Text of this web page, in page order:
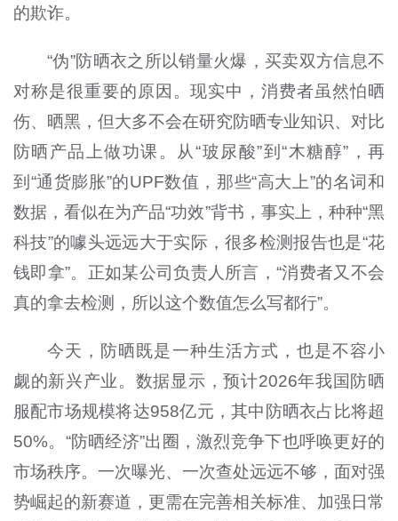
的欺诈。
“伪”防晒衣之所以销量火爆，买卖双方信息不
对称是很重要的原因。现实中，消费者虽然怕晒
伤、晒黑，但大多不会在研究防晒专业知识、对比
防晒产品上做功课。从“玻尿酸”到“木糖醇”，再
到“通货膨胀”的UPF数值，那些“高大上”的名词和
数据，看似在为产品“功效”背书，事实上，种种“黑
科技”的噱头远远大于实际，很多检测报告也是“花
钱即拿”。正如某公司负责人所言，“消费者又不会
真的拿去检测，所以这个数值怎么写都行”。
今天，防晒既是一种生活方式，也是不容小
觑的新兴产业。数据显示，预计2026年我国防晒
服配市场规模将达958亿元，其中防晒衣占比将超
50%。“防晒经济”出圈，激烈竞争下也呼唤更好的
市场秩序。一次曝光、一次查处远远不够，面对强
势崛起的新赛道，更需在完善相关标准、加强日常